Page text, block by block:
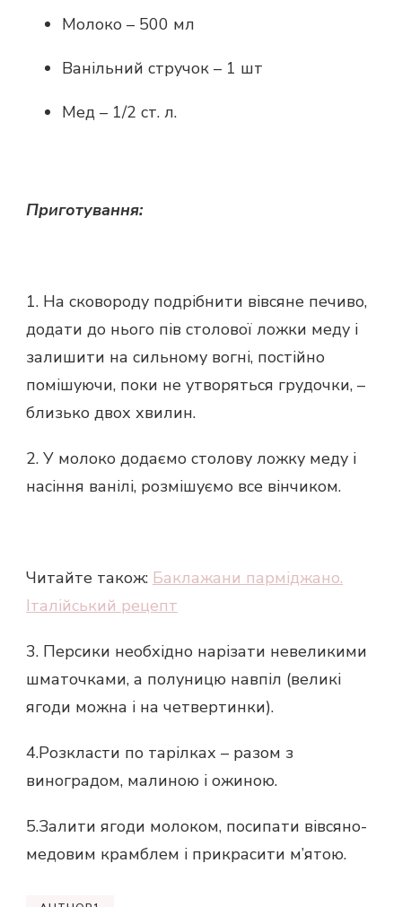
Молоко – 500 мл
Ванільний стручок – 1 шт
Мед – 1/2 ст. л.
Приготування:
1. На сковороду подрібнити вівсяне печиво,
додати до нього пів столової ложки меду і
залишити на сильному вогні, постійно
помішуючи, поки не утворяться грудочки, –
близько двох хвилин.
2. У молоко додаємо столову ложку меду і
насіння ванілі, розмішуємо все вінчиком.
Читайте також: Баклажани парміджано.
Італійський рецепт
3. Персики необхідно нарізати невеликими
шматочками, а полуницю навпіл (великі
ягоди можна і на четвертинки).
4.Розкласти по тарілках – разом з
виноградом, малиною і ожиною.
5.Залити ягоди молоком, посипати вівсяно-
медовим крамблем і прикрасити м’ятою.